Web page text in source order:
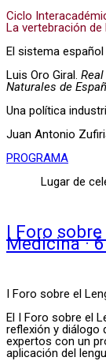
Ciclo
La vertebración de
El sistema
Luis Oro Giral.
Naturales de
Una política
Juan Antonio
PROGRAMA
Lugar de
I Foro
Medicina ·
I Foro sobre el
El I Foro sobre el
reflexión y diálogo
expertos con un
aplicación del